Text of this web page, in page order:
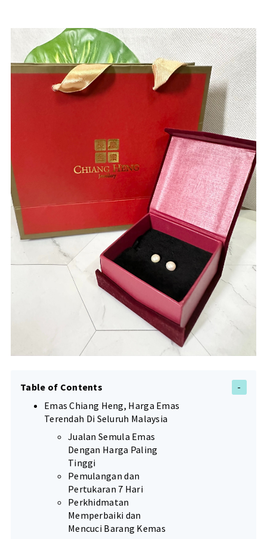
Table of Contents
Emas Chiang Heng, Harga Emas
Terendah Di Seluruh Malaysia
Jualan Semula Emas
Dengan Harga Paling
Tinggi
Pemulangan dan
Pertukaran 7 Hari
Perkhidmatan
Memperbaiki dan
Mencuci Barang Kemas